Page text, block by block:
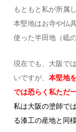
もともと私が所属
本堅地はお寺や仏
使った半田地（砥
現在でも、大阪で
いですが、本堅地
では恐らく私ただ
私は大阪の塗師で
る漆工の産地と同